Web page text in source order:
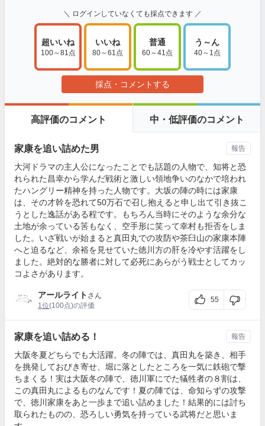
＼ ログインしていなくても採点できます ／
超いいね
100～81点
いいね
80～61点
普通
60～41点
う～ん
40～1点
採点・コメントする
高評価のコメント 中・低評価のコメント
家康を追い詰めた男
大河ドラマの主人公になったことでも話題の人物で、知将と恐
れられた昌幸から学んだ戦術と激しい領地争いのなかで培われ
たハングリー精神を持った人物です。大坂の陣の時には家康
は、その才幹を恐れて50万石で召し抱えると申し出て引き抜こ
うとした逸話がある程です。もちろん当時にそのような余分な
土地が余っている筈もなく、空手形に笑って幸村も拒否をしま
した。いざ戦いが始まると真田丸での攻防や茶臼山の家康本陣
へと迫るなど、余裕を見せていた徳川方の肝を冷やす活躍をし
ました。絶対的な勝者に対して必死にあらがう戦士としてカッ
コよさがあります。
アールライト さん
1位(100点)の評価
55
報告
家康を追い詰める！
大阪冬夏どちらでも大活躍。冬の陣では、真田丸を築き、相手
を挑発しておびき寄せ、堀に落としたところを一気に鉄砲で撃
ちまくる！実は大阪冬の陣で、徳川軍にでた犠牲者の８割は、
この真田丸によるものなんです！夏の陣では、命知らずの攻撃
で、徳川家康をあと一歩まで追い詰めました！結果的には討ち
取られたものの、恐ろしい勇気を持っている武将だと思いま
報告